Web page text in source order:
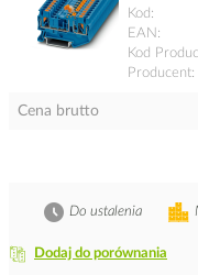
Kod
EAN
Kod
Producent
Cena brutto
Dodaj do porównania
Do ustalenia